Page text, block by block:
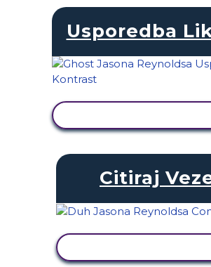
Usporedba
Citiraj